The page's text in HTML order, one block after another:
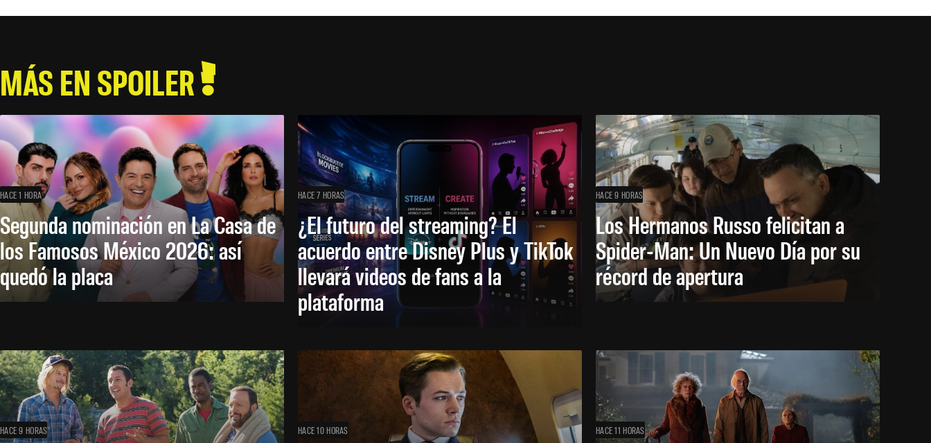
MÁS EN SPOILER
HACE 1 HORA
Segunda nominación en La Casa de
los Famosos México 2026: así
quedó la placa
HACE 7 HORAS
¿El futuro del streaming? El
acuerdo entre Disney Plus y TikTok
llevará videos de fans a la
plataforma
HACE 9 HORAS
Los Hermanos Russo felicitan a
Spider-Man: Un Nuevo Día por su
récord de apertura
HACE 9 HORAS HACE 10 HORAS HACE 11 HORAS